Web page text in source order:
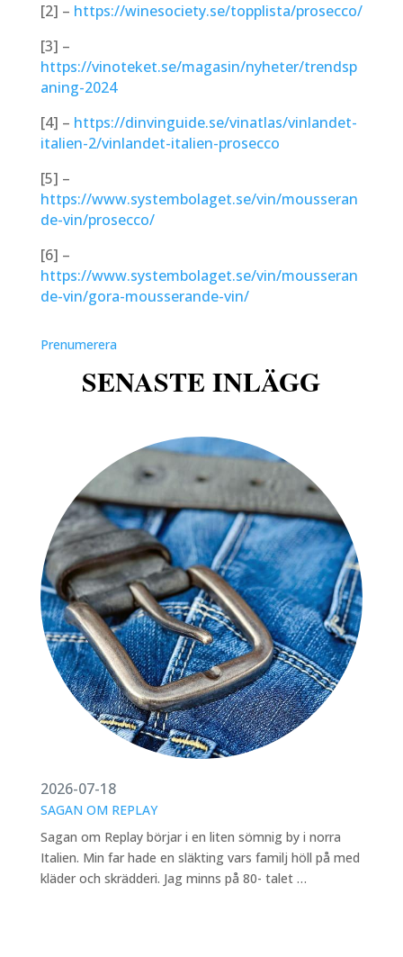
[2] – https://winesociety.se/topplista/prosecco/
[3] –
https://vinoteket.se/magasin/nyheter/trendsp
aning-2024
[4] – https://dinvinguide.se/vinatlas/vinlandet-
italien-2/vinlandet-italien-prosecco
[5] –
https://www.systembolaget.se/vin/mousseran
de-vin/prosecco/
[6] –
https://www.systembolaget.se/vin/mousseran
de-vin/gora-mousserande-vin/
Prenumerera
SENASTE INLÄGG
2026-07-18
SAGAN OM REPLAY
Sagan om Replay börjar i en liten sömnig by i norra
Italien. Min far hade en släkting vars familj höll på med
kläder och skrädderi. Jag minns på 80- talet …